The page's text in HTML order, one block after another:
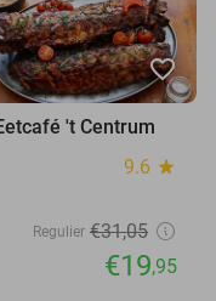
favorite_border
't Centrum
9.6 star
Regulier €31,05
€19,95